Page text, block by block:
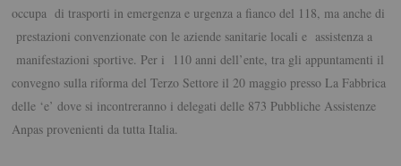
occupa di trasporti in emergenza e urgenza a fianco del 118, ma anche di
prestazioni convenzionate con le aziende sanitarie locali e assistenza a
manifestazioni sportive. Per i 110 anni dell’ente, tra gli appuntamenti il
convegno sulla riforma del Terzo Settore il 20 maggio presso La Fabbrica
delle ‘e’ dove si incontreranno i delegati delle 873 Pubbliche Assistenze
Anpas provenienti da tutta Italia.